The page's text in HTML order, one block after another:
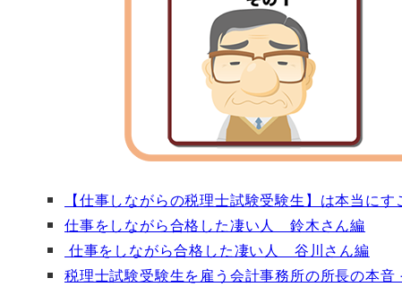
【仕事しながらの税理士試験受験生】は本当にす
仕事をしながら合格した凄い人 鈴木さん編
仕事をしながら合格した凄い人 谷川さん編
税理士試験受験生を雇う会計事務所の所長の本音